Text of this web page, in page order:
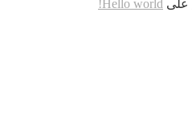
على Hello world!